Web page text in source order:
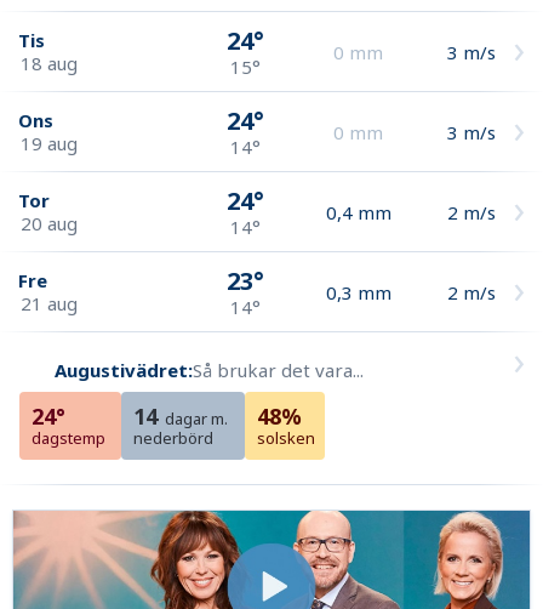
Tis
18 aug
24°
15°
0 mm 3 m/s
Ons
19 aug
24°
14°
0 mm 3 m/s
Tor
20 aug
24°
14°
0,4 mm 2 m/s
Fre
21 aug
23°
14°
0,3 mm 2 m/s
Augustivädret:Så brukar det vara...
24°
dagstemp
14 dagar m.
nederbörd
48%
solsken